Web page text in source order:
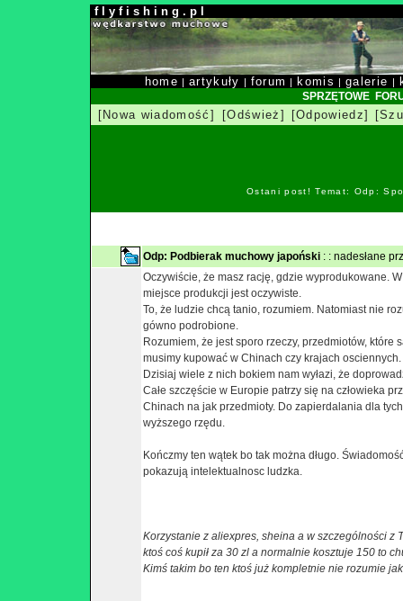
f l y f i s h i n g . p l
home |artykuły | forum | komis |galerie |
SPRZĘTOWE
[Nowa wiadomość] [Odśwież] [Odpowiedz]
Ostani post! Temat: Odp:
Odp: Podbierak muchowy japoński : : nadesłane
Oczywiście, że masz rację, gdzie wyprodukowane.
miejsce produkcji jest oczywiste.
To, że ludzie chcą tanio, rozumiem. Natomiast nie
gówno podrobione.
Rozumiem, że jest sporo rzeczy, przedmiotów, które
musimy kupować w Chinach czy krajach osciennych.
Dzisiaj wiele z nich bokiem nam wyłazi, że
Całe szczęście w Europie patrzy się na człowieka
Chinach na jak przedmioty. Do zapierdalania dla
wyższego rzędu.
Kończmy ten wątek bo tak można długo.
pokazują intelektualnosc ludzka.
Korzystanie z aliexpres, sheina a w szczególności z
ktoś coś kupił za 30 zl a normalnie kosztuje 150 to
Kimś takim bo ten ktoś już kompletnie nie rozumie